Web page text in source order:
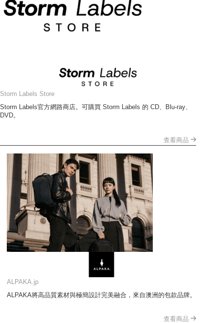
Storm Labels Store
Storm Labels官方網路商店。可購買 Storm Labels 的 CD、Blu-ray、
DVD。
查看商品
ALPAKA.jp
ALPAKA將高品質素材與極簡設計完美融合，來自澳洲的包款品牌。
查看商品